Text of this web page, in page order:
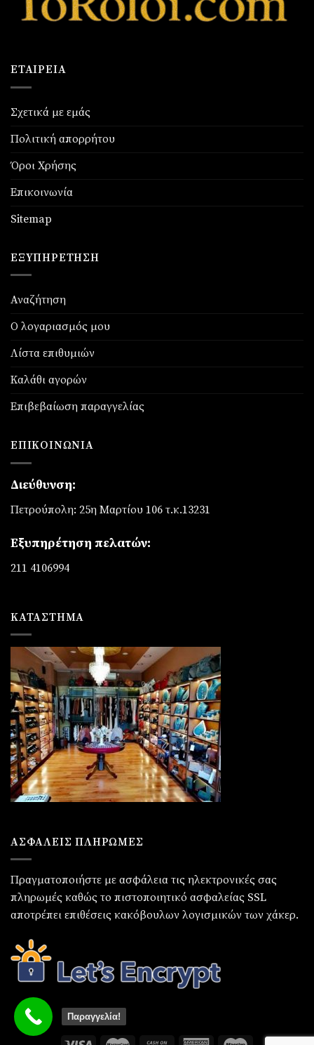
ΕΤΑΙΡΕΊΑ
Σχετικά με εμάς
Πολιτική απορρήτου
Όροι Χρήσης
Επικοινωνία
Sitemap
ΕΞΥΠΗΡΈΤΗΣΗ
Αναζήτηση
Ο λογαριασμός μου
Λίστα επιθυμιών
Καλάθι αγορών
Επιβεβαίωση παραγγελίας
ΕΠΙΚΟΙΝΩΝΊΑ
Διεύθυνση:
Πετρούπολη: 25η Μαρτίου 106 τ.κ.13231
Εξυπηρέτηση πελατών:
211 4106994
ΚΑΤΆΣΤΗΜΑ
ΑΣΦΑΛΕΙΣ ΠΛΗΡΩΜΕΣ
Πραγματοποιήστε με ασφάλεια τις ηλεκτρονικές σας
πληρωμές καθώς το πιστοποιητικό ασφαλείας SSL
αποτρέπει επιθέσεις κακόβουλων λογισμικών των χάκερ.
Παραγγελία!